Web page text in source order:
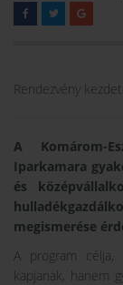
Rendezvény
A Komárom-
Iparkamara
és
megismerése
A program célja,
kapjanak, hanem